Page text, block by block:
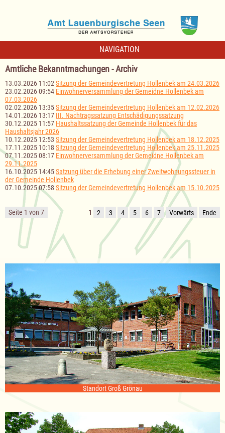
NAVIGATION
Amtliche Bekanntmachungen - Archiv
13.03.2026 11:02 Sitzung der Gemeindevertretung Hollenbek am 24.03.2026
23.02.2026 09:54 Einwohnerversammlung der Gemeidne Hollenbek am
07.03.2026
02.02.2026 13:35Sitzung der Gemeindevertretung Hollenbek am 12.02.2026
14.01.2026 13:17 III. Nachtragssatzung Entschädigungssatzung
30.12.2025 11:57 Haushaltssatzung der Gemeinde Hollenbek für das
Haushaltsjahr 2026
10.12.2025 12:53 Sitzung der Gemeindevertretung Hollenbek am 18.12.2025
17.11.2025 10:18 Sitzung der Gemeindevertretung Hollenbek am 25.11.2025
07.11.2025 08:17 Einwohnerversammlung der Gemeidne Hollenbek am
29.11.2025
16.10.2025 14:45Satzung über die Erhebung einer Zweitwohnungssteuer in
der Gemeinde Hollenbek
07.10.2025 07:58 Sitzung der Gemeindevertretung Hollenbek am 15.10.2025
Seite 1 von 7 1 2 3 4 5 6 7 Vorwärts Ende
Standort Groß Grönau